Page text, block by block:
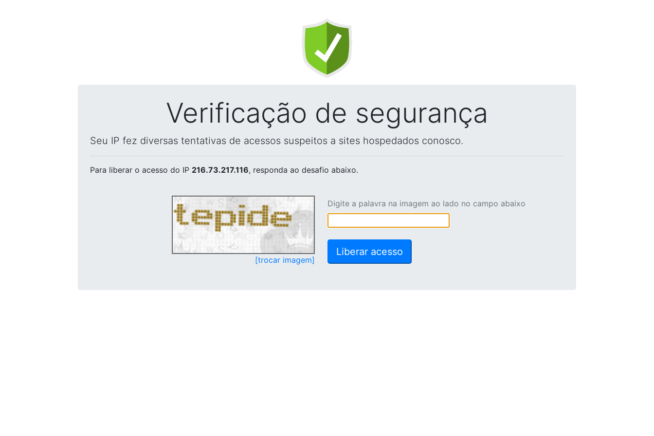
Verificação de segurança
Seu IP fez diversas tentativas de acessos suspeitos a sites hospedados conosco.
Para liberar o acesso do IP 216.73.217.116, responda ao desafio abaixo.
[trocar imagem]
Digite a palavra na imagem ao lado no campo abaixo